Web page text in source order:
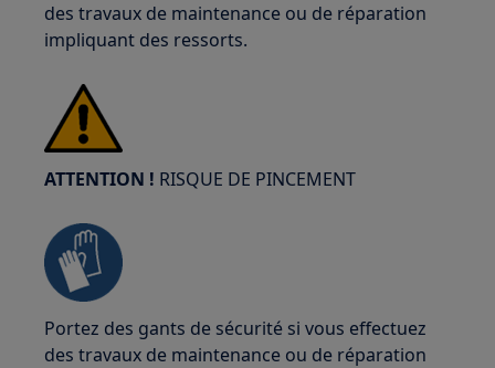
des travaux de maintenance ou de réparation
impliquant des ressorts.
ATTENTION ! RISQUE DE PINCEMENT
Portez des gants de sécurité si vous effectuez
des travaux de maintenance ou de réparation